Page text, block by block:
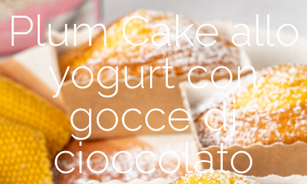
Plum Cake allo
yogurt con
gocce di
cioccolato